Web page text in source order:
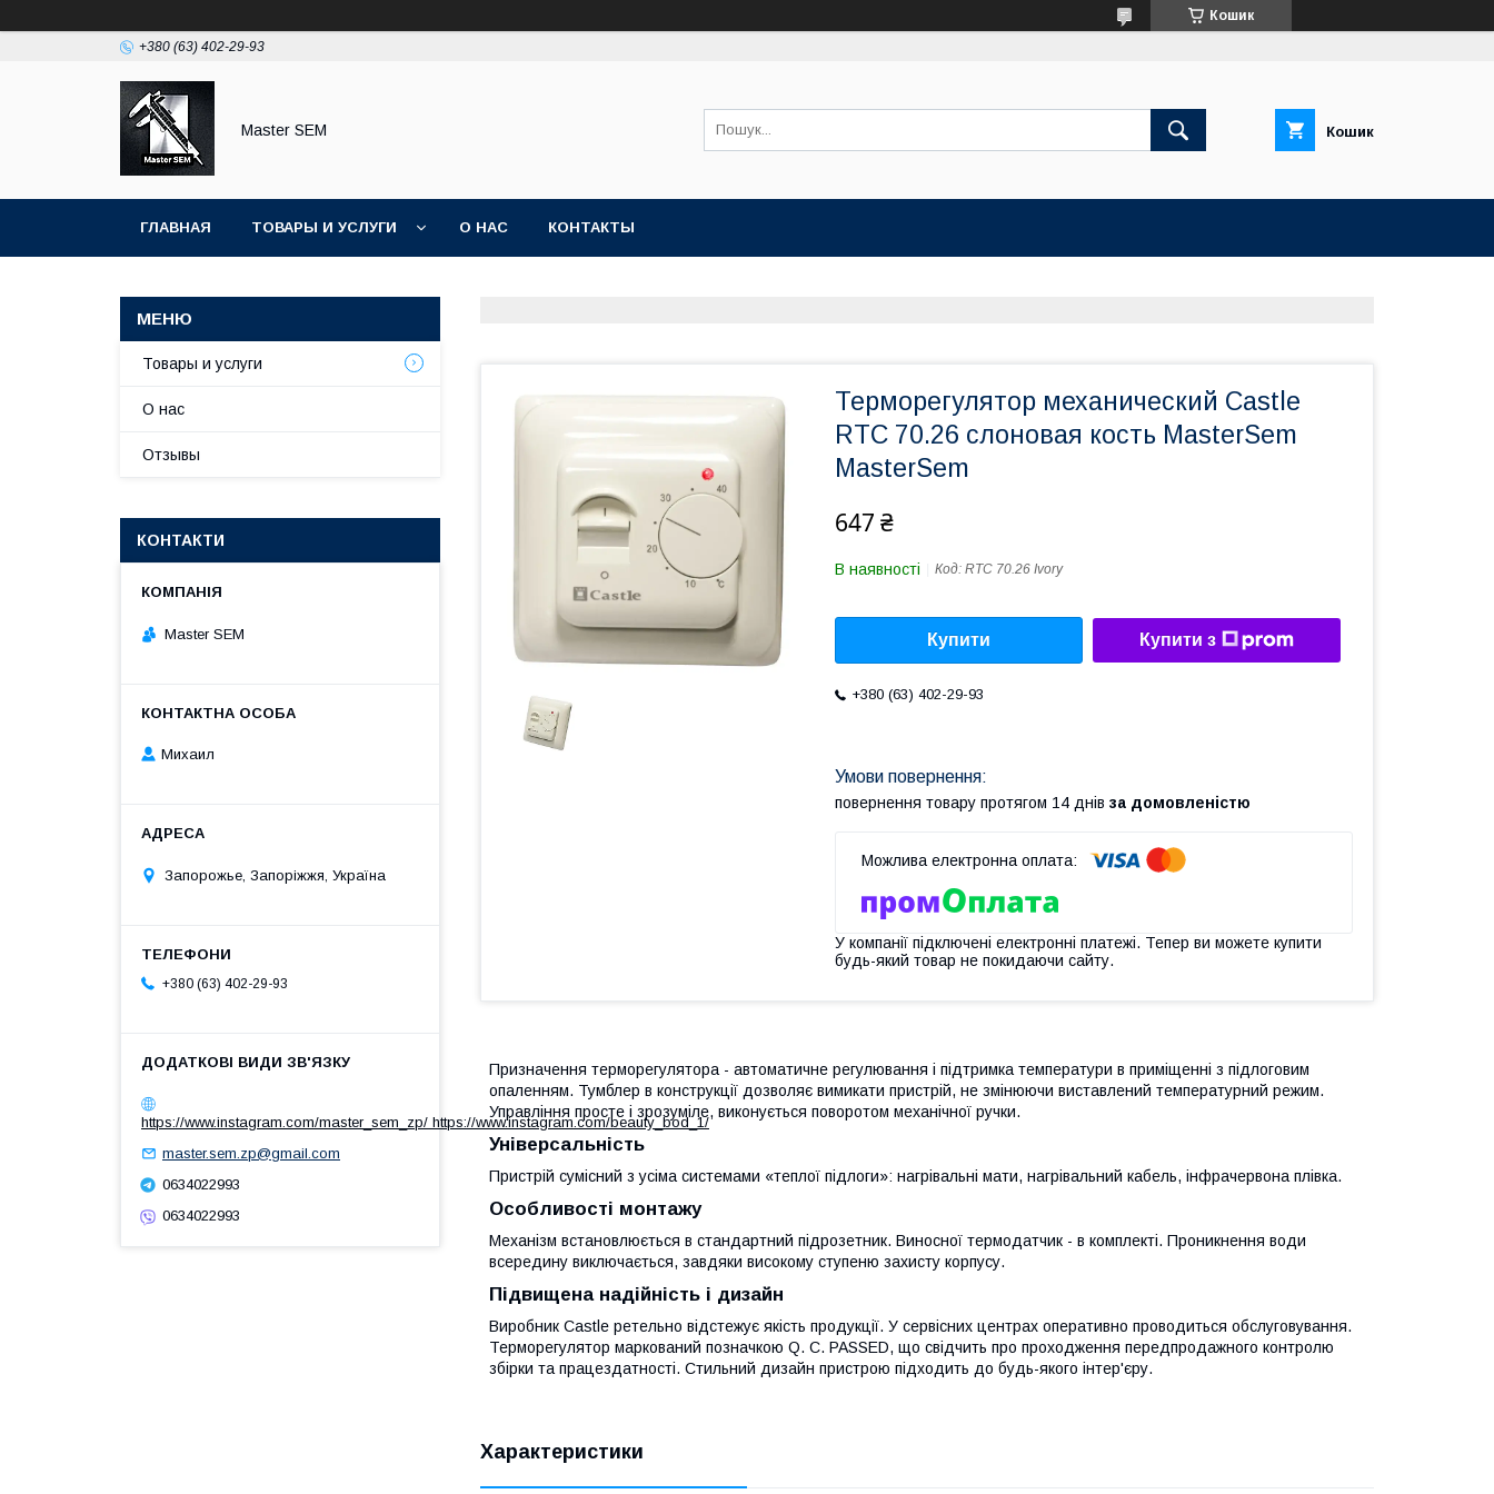
Кошик
+380 (63) 402-29-93
Master SEM Кошик
ГЛАВНАЯ ТОВАРЫ И УСЛУГИ О НАС КОНТАКТЫ
Терморегулятор механический Castle
RTC 70.26 слоновая кость MasterSem
MasterSem
647 ₴
В наявності Код: RTC 70.26 Ivory
Купити Купити з
+380 (63) 402-29-93
повернення товару протягом 14 днів за домовленістю
У компанії підключені електронні платежі. Тепер ви можете купити
будь-який товар не покидаючи сайту.
Призначення терморегулятора - автоматичне регулювання і підтримка температури в приміщенні з підлоговим
опаленням. Тумблер в конструкції дозволяє вимикати пристрій, не змінюючи виставлений температурний режим.
Управління просте і зрозуміле, виконується поворотом механічної ручки.
Універсальність
Пристрій сумісний з усіма системами «теплої підлоги»: нагрівальні мати, нагрівальний кабель, інфрачервона плівка.
Особливості монтажу
Механізм встановлюється в стандартний підрозетник. Виносної термодатчик - в комплекті. Проникнення води
всередину виключається, завдяки високому ступеню захисту корпусу.
Підвищена надійність і дизайн
Виробник Castle ретельно відстежує якість продукції. У сервісних центрах оперативно проводиться обслуговування.
Терморегулятор маркований позначкою Q. C. PASSED, що свідчить про проходження передпродажного контролю
збірки та працездатності. Стильний дизайн пристрою підходить до будь-якого інтер'єру.
Характеристики
Товары и услуги
О нас
Отзывы
КОНТАКТИ
Master SEM
Михаил
Запорожье, Запоріжжя, Україна
+380 (63) 402-29-93
https://www.instagram.com/master_sem_zp/ https://www.instagram.com/beauty_bod_1/
master.sem.zp@gmail.com
0634022993
0634022993